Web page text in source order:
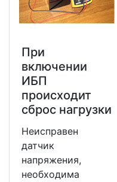
При
включении
ИБП
происходит
сброс нагрузки
Неисправен
датчик
напряжения,
необходима